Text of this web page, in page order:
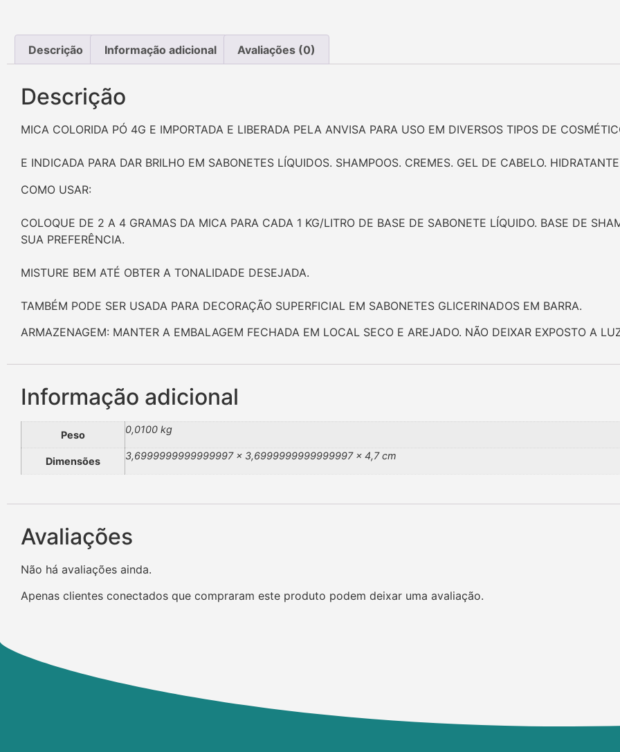
Descrição Informação adicional Avaliações (0)
Descrição
MICA COLORIDA PÓ 4G E IMPORTADA E LIBERADA PELA ANVISA PARA USO EM DIVERSOS TIPOS DE
E INDICADA PARA DAR BRILHO EM SABONETES LÍQUIDOS. SHAMPOOS. CREMES. GEL DE CABELO.
COMO USAR:
COLOQUE DE 2 A 4 GRAMAS DA MICA PARA CADA 1 KG/LITRO DE BASE DE SABONETE LÍQUIDO. BASE DE
SUA PREFERÊNCIA.
MISTURE BEM ATÉ OBTER A TONALIDADE DESEJADA.
TAMBÉM PODE SER USADA PARA DECORAÇÃO SUPERFICIAL EM SABONETES GLICERINADOS EM BARRA.
ARMAZENAGEM: MANTER A EMBALAGEM FECHADA EM LOCAL SECO E AREJADO. NÃO DEIXAR EXPOSTO A
Informação adicional
Peso 0,0100 kg
Dimensões 3,6999999999999997 × 3,6999999999999997 × 4,7 cm
Avaliações
Não há avaliações ainda.
Apenas clientes conectados que compraram este produto podem deixar uma avaliação.